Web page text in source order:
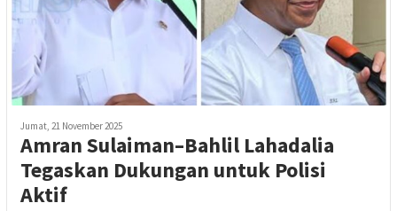
Jumat, 21 November 2025
Amran Sulaiman–Bahlil Lahadalia
Tegaskan Dukungan untuk Polisi
Aktif